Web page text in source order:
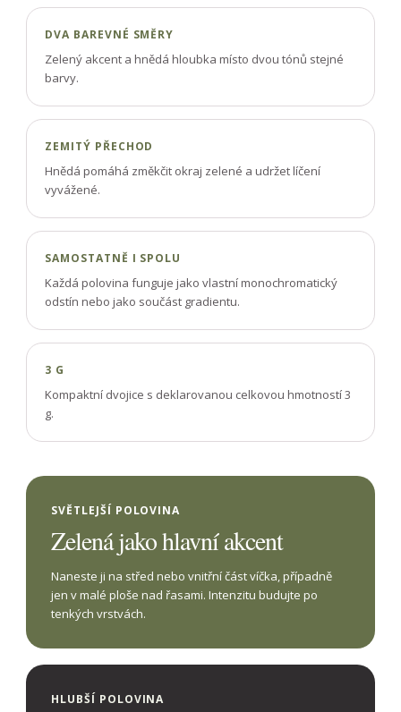
DVA BAREVNÉ SMĚRY
Zelený akcent a hnědá hloubka místo dvou tónů stejné
barvy.
ZEMITÝ PŘECHOD
Hnědá pomáhá změkčit okraj zelené a udržet líčení
vyvážené.
SAMOSTATNĚ I SPOLU
Každá polovina funguje jako vlastní monochromatický
odstín nebo jako součást gradientu.
3 G
Kompaktní dvojice s deklarovanou celkovou hmotností 3
g.
SVĚTLEJŠÍ POLOVINA
Zelená jako hlavní akcent
Naneste ji na střed nebo vnitřní část víčka, případně
jen v malé ploše nad řasami. Intenzitu budujte po
tenkých vrstvách.
HLUBŠÍ POLOVINA